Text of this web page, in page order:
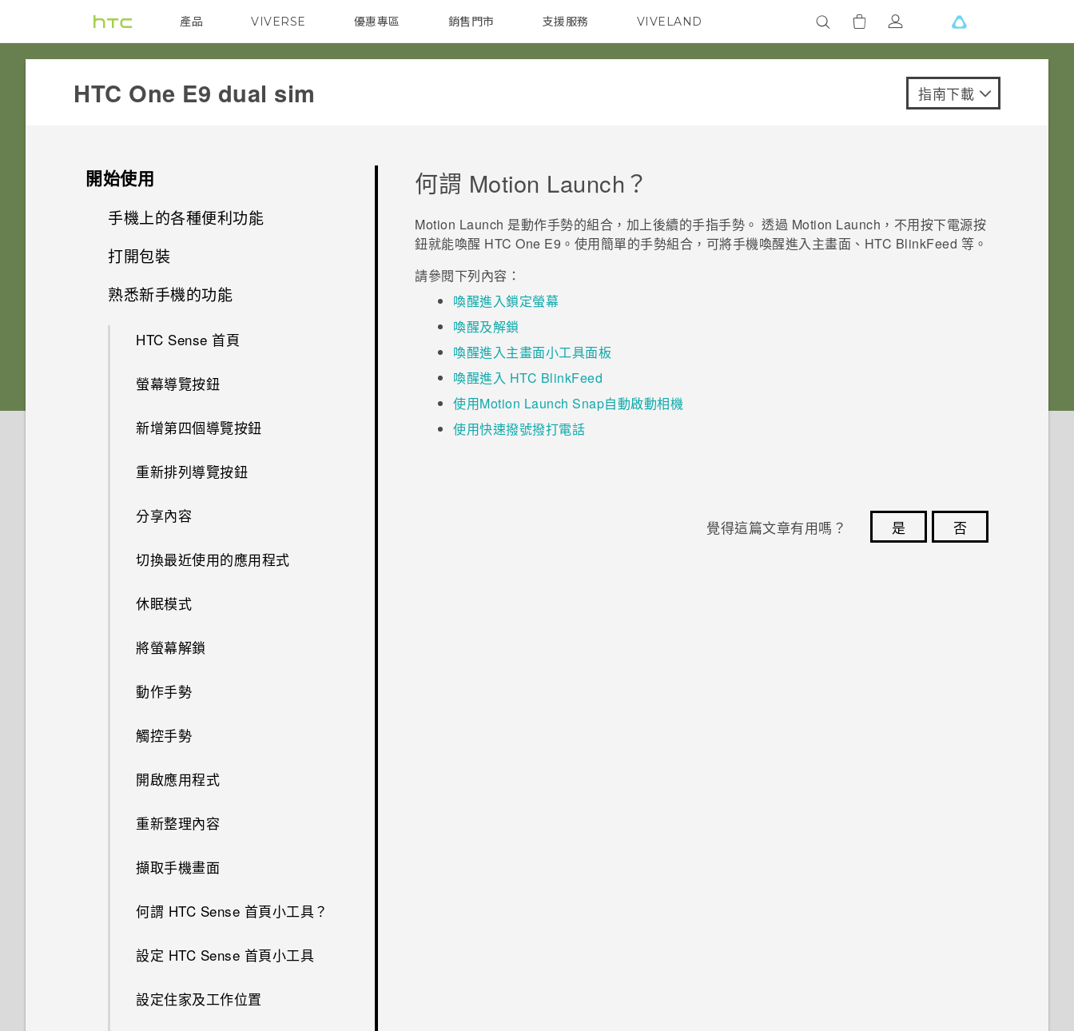
產品
VIVE G REIGNS 智慧型手機 配件
VIVERSE 優惠專區
焦點訊息 校園專案 企業採購
銷售門市
銷售通路 支援服務 VIVELAND
HTC One E9 dual sim‎ 指南下載
開始使用
手機上的各種便利功能
個人化
HTC 應用程式更新
影像
音效
打開包裝
雙 Nano SIM 卡
記憶卡
電池
切換手機開關
使用雙網路管理員管理 Nano
熟悉新手機的功能
HTC Sense 首頁
螢幕導覽按鈕
新增第四個導覽按鈕
重新排列導覽按鈕
分享內容
切換最近使用的應用程式
休眠模式
將螢幕解鎖
動作手勢
觸控手勢
開啟應用程式
重新整理內容
擷取手機畫面
何謂 HTC Sense 首頁小工具？
設定 HTC Sense 首頁小工具
設定住家及工作位置
何謂 Motion Launch ？
Motion Launch 是動作手勢的組合，加上後續的手指手勢。 透過 Motion Launch ，不用按下電源按
鈕就能喚醒 HTC One E9‍ 。使用簡單的手勢組合，可將手機喚醒進入主畫面、 HTC BlinkFeed 等。
請參閱下列內容：
喚醒進入鎖定螢幕
喚醒及解鎖
喚醒進入主畫面小工具面板
喚醒進入 HTC BlinkFeed
使用Motion Launch Snap自動啟動相機
使用快速撥號撥打電話
覺得這篇文章有用嗎？ 是
否